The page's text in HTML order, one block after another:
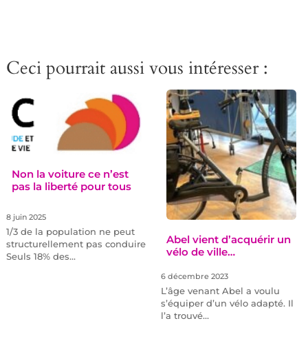
Ceci pourrait aussi vous intéresser :
Non la voiture ce n’est
pas la liberté pour tous
8 juin 2025
1/3 de la population ne peut
structurellement pas conduire
Seuls 18% des…
Abel vient d’acquérir un
vélo de ville…
6 décembre 2023
L’âge venant Abel a voulu
s’équiper d’un vélo adapté. Il
l’a trouvé…